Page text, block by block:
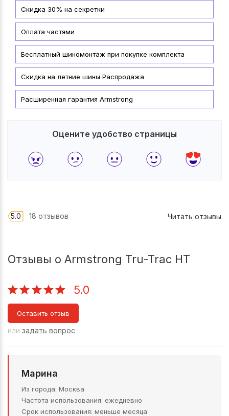
Скидка 30% на секретки
Оплата частями
Бесплатный шиномонтаж при покупке комплекта
Скидка на летние шины Распродажа
Расширенная гарантия Armstrong
Оцените удобство страницы
5.0 18 отзывов Читать отзывы
Отзывы о Armstrong Tru-Trac HT
5.0
Оставить отзыв
или задать вопрос
Марина
Из города Москва
Частота использования ежедневно
Срок использования меньше месяца